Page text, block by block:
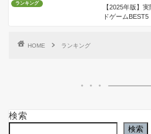
ランキング
【2025年版】
ドゲームBEST5
HOME ランキング
検索
検索